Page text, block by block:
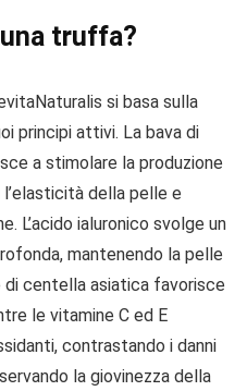
truffa?
si basa sulla
principi attivi. La bava di
a stimolare la produzione
della pelle e
L’acido ialuronico svolge un
mantenendo la pelle
centella asiatica favorisce
le vitamine C ed E
contrastando i danni
la giovinezza della